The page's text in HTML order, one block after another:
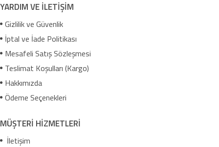
YARDIM VE İLETİŞİM
Gizlilik ve Güvenlik
İptal ve İade Politikası
Mesafeli Satış Sözleşmesi
Teslimat Koşulları (Kargo)
Hakkımızda
Ödeme Seçenekleri
MÜŞTERİ HİZMETLERİ
İletişim